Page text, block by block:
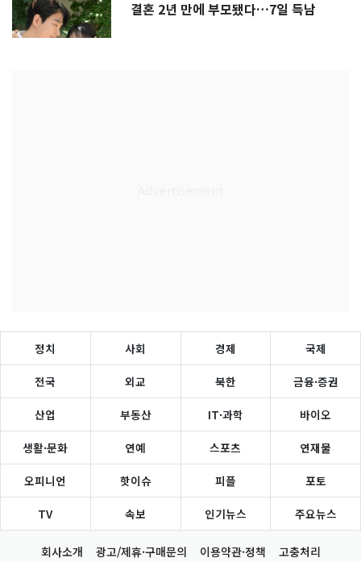
결혼 2년 만에 부모됐다…7일 득남
정치 사회 경제 국제
전국 외교 북한 금융·증권
산업 부동산 IT·과학 바이오
생활·문화 연예 스포츠 연재물
오피니언 핫이슈 피플 포토
TV 속보 인기뉴스 주요뉴스
회사소개 광고/제휴·구매문의 이용약관·정책 고충처리